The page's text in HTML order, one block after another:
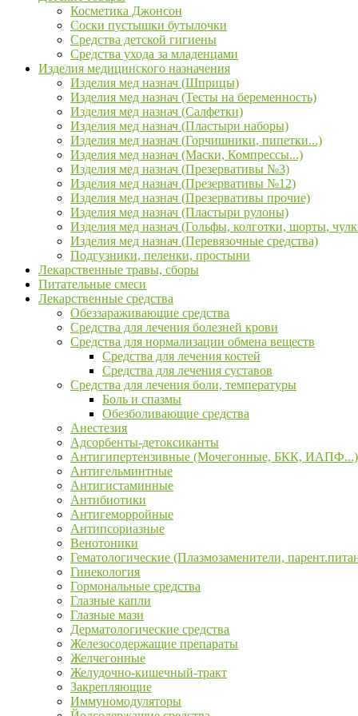
Косметика Джонсон
Соски пустышки бутылочки
Средства детской гигиены
Средства ухода за младенцами
Изделия медицинского назначения
Изделия мед назнач (Шприцы)
Изделия мед назнач (Тесты на беременность)
Изделия мед назнач (Салфетки)
Изделия мед назнач (Пластыри наборы)
Изделия мед назнач (Горчишники, пипетки...)
Изделия мед назнач (Маски, Компрессы...)
Изделия мед назнач (Презервативы №3)
Изделия мед назнач (Презервативы №12)
Изделия мед назнач (Презервативы прочие)
Изделия мед назнач (Пластыри рулоны)
Изделия мед назнач (Гольфы, колготки, шорты,
Изделия мед назнач (Перевязочные средства)
Подгузники, пеленки, простыни
Лекарственные травы, сборы
Питательные смеси
Лекарственные средства
Обеззараживающие средства
Средства для лечения болезней крови
Средства для нормализации обмена веществ
Средства для лечения костей
Средства для лечения суставов
Средства для лечения боли, температуры
Боль и спазмы
Обезболивающие средства
Анестезия
Адсорбенты-детоксиканты
Антигипертензивные (Мочегонные, БКК, ИАПФ...)
Антигельминтные
Антигистаминные
Антибиотики
Антигеморройные
Антипсориазные
Венотоники
Гематологические (Плазмозаменители,
Гинекология
Гормональные средства
Глазные капли
Глазные мази
Дерматологические средства
Железосодержащие препараты
Желчегонные
Желудочно-кишечный-тракт
Закрепляющие
Иммуномодуляторы